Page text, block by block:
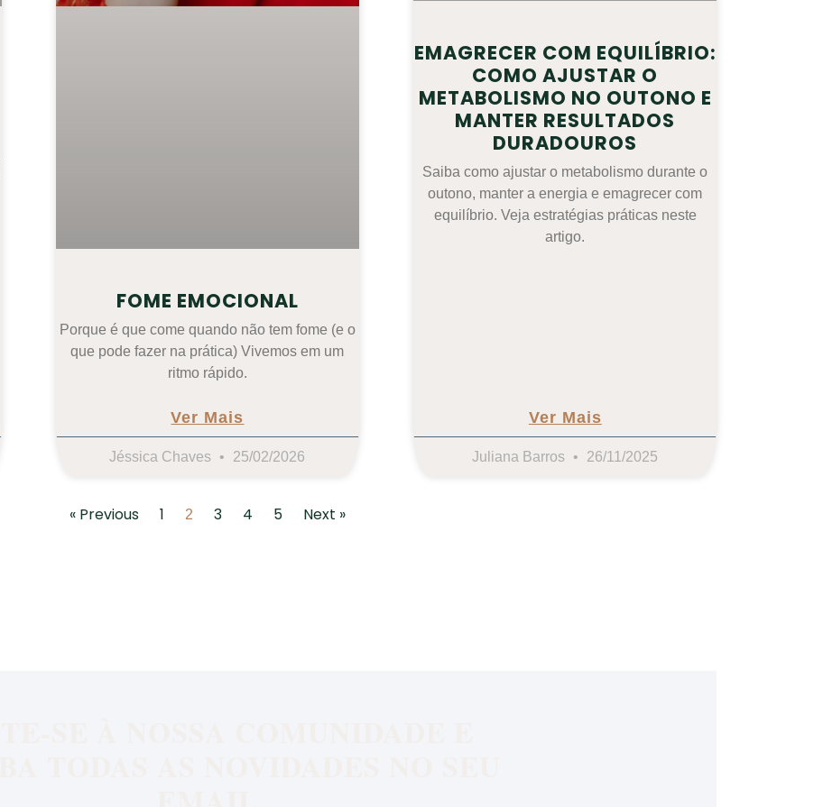
FOME EMOCIONAL
Porque é que come quando não tem fome (e o
que pode fazer na prática) Vivemos em um
ritmo rápido.
Ver Mais
Jéssica Chaves 25/02/2026
EMAGRECER COM EQUILÍBRIO:
COMO AJUSTAR O
METABOLISMO NO OUTONO E
MANTER RESULTADOS
DURADOUROS
Saiba como ajustar o metabolismo durante o
outono, manter a energia e emagrecer com
equilíbrio. Veja estratégias práticas neste
artigo.
Ver Mais
Juliana Barros 26/11/2025
« Previous 1 2 3 4 5 Next »